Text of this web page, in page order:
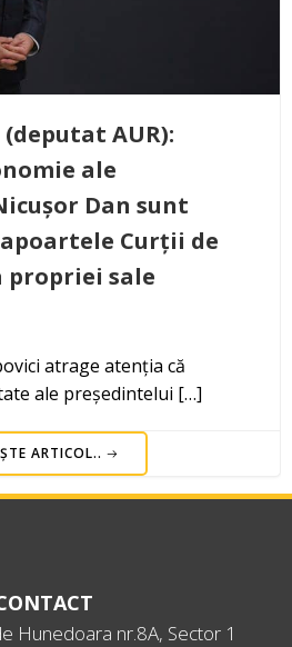
AUR):
ale
Dan sunt
Curții de
propriei sale
atrage atenția că
ale președintelui […]
ARTICOL..
Hunedoara nr.8A, Sector 1